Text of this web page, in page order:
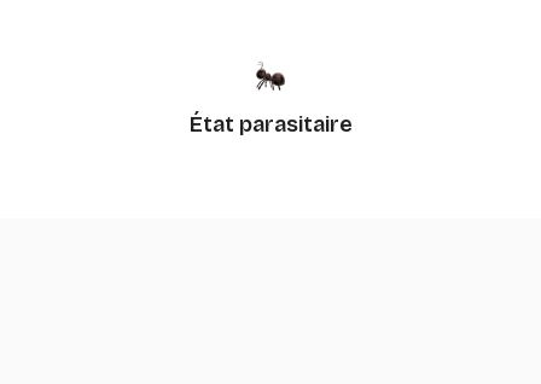
État parasitaire